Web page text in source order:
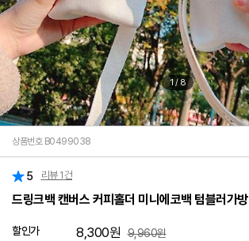
1/ 8
상품번호 B0499038
5 리뷰 1건
드링크백 캔버스 커피홀더 미니에코백 텀블러가방
할인가 8,300원 9,960원